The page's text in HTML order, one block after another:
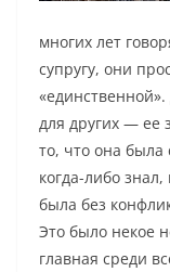
многих лет
супругу, они
для других — ее
то, что она
когда-либо
была без
Это было некое
главная среди